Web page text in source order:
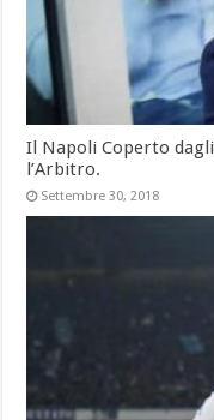
Il Napoli Coperto
l’Arbitro.
Settembre 30, 2018